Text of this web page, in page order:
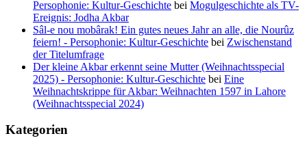
Persophonie: Kultur-Geschichte bei Mogulgeschichte als TV-
Ereignis: Jodha Akbar
Sâl-e nou mobârak! Ein gutes neues Jahr an alle, die Nourûz
feiern! - Persophonie: Kultur-Geschichte bei Zwischenstand
der Titelumfrage
Der kleine Akbar erkennt seine Mutter (Weihnachtsspecial
2025) - Persophonie: Kultur-Geschichte bei Eine
Weihnachtskrippe für Akbar: Weihnachten 1597 in Lahore
(Weihnachtsspecial 2024)
Kategorien